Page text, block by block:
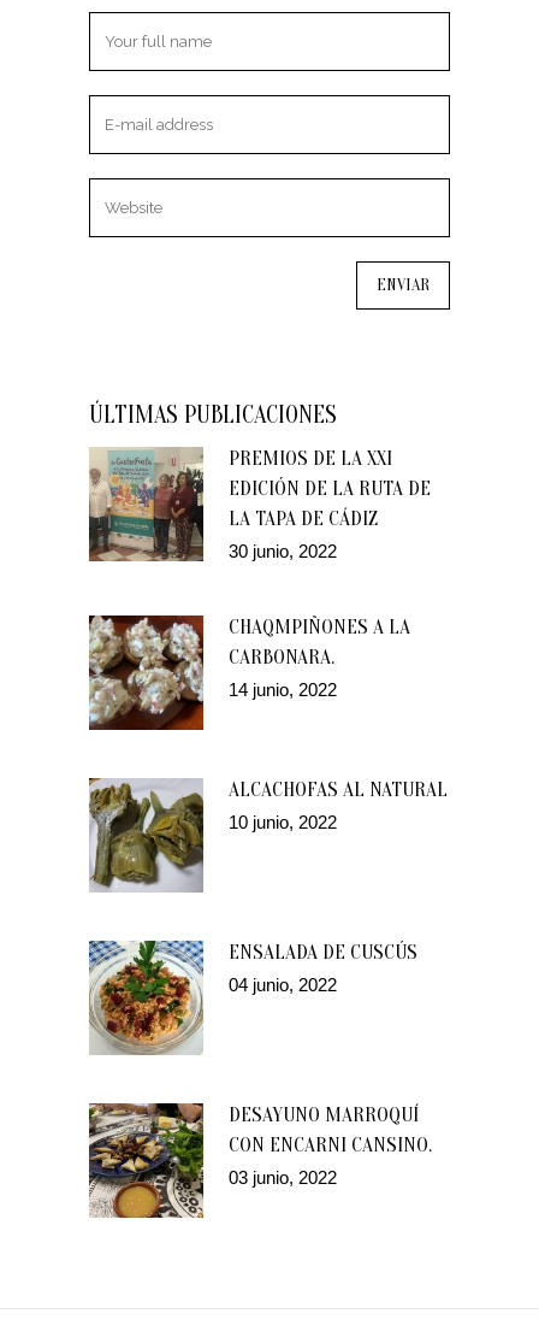
ÚLTIMAS PUBLICACIONES
PREMIOS DE LA XXI
EDICIÓN DE LA RUTA DE
LA TAPA DE CÁDIZ
30 junio, 2022
CHAQMPIÑONES A LA
CARBONARA.
14 junio, 2022
ALCACHOFAS AL NATURAL
10 junio, 2022
ENSALADA DE CUSCÚS
04 junio, 2022
DESAYUNO MARROQUÍ
CON ENCARNI CANSINO.
03 junio, 2022